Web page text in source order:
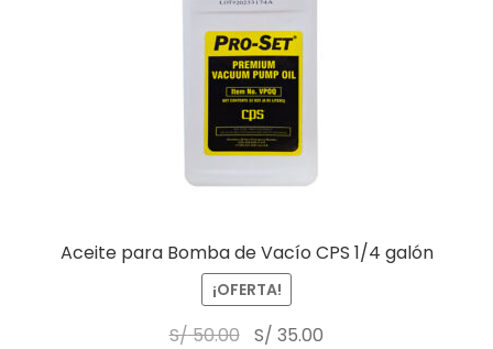
Aceite para Bomba de Vacío CPS 1/4 galón
¡OFERTA!
S/50.00 S/ 35.00